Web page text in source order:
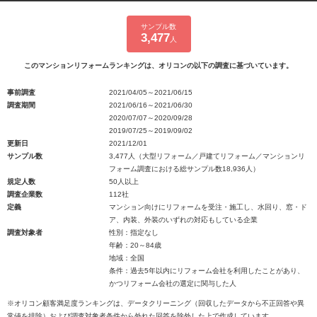
サンプル数
3,477 人
このマンションリフォームランキングは、オリコンの以下の調査に基づいています。
事前調査
2021/04/05～2021/06/15
調査期間
2021/06/16～2021/06/30
2020/07/07～2020/09/28
2019/07/25～2019/09/02
更新日
2021/12/01
サンプル数
3,477人（大型リフォーム／戸建てリフォーム／マンションリ
フォーム調査における総サンプル数18,936人）
規定人数
50人以上
調査企業数
112社
定義
マンション向けにリフォームを受注・施工し、水回り、窓・ド
ア、内装、外装のいずれの対応もしている企業
調査対象者
性別：指定なし
年齢：20～84歳
地域：全国
条件：過去5年以内にリフォーム会社を利用したことがあり、
かつリフォーム会社の選定に関与した人
※オリコン顧客満足度ランキングは、データクリーニング（回収したデータから不正回答や異